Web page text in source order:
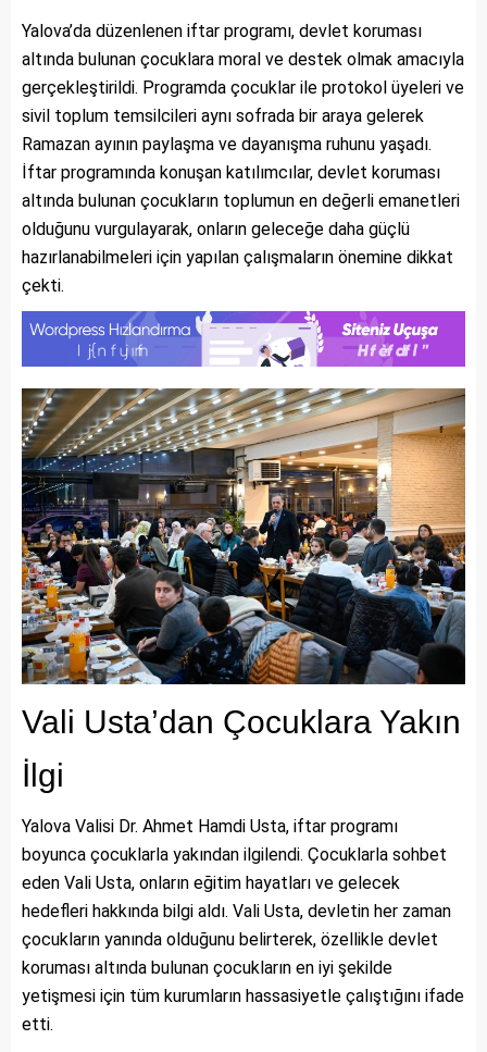
Yalova’da düzenlenen iftar programı, devlet koruması
altında bulunan çocuklara moral ve destek olmak amacıyla
gerçekleştirildi. Programda çocuklar ile protokol üyeleri ve
sivil toplum temsilcileri aynı sofrada bir araya gelerek
Ramazan ayının paylaşma ve dayanışma ruhunu yaşadı.
İftar programında konuşan katılımcılar, devlet koruması
altında bulunan çocukların toplumun en değerli emanetleri
olduğunu vurgulayarak, onların geleceğe daha güçlü
hazırlanabilmeleri için yapılan çalışmaların önemine dikkat
çekti.
Vali Usta’dan Çocuklara Yakın
İlgi
Yalova Valisi Dr. Ahmet Hamdi Usta, iftar programı
boyunca çocuklarla yakından ilgilendi. Çocuklarla sohbet
eden Vali Usta, onların eğitim hayatları ve gelecek
hedefleri hakkında bilgi aldı. Vali Usta, devletin her zaman
çocukların yanında olduğunu belirterek, özellikle devlet
koruması altında bulunan çocukların en iyi şekilde
yetişmesi için tüm kurumların hassasiyetle çalıştığını ifade
etti.